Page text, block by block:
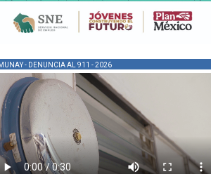
- DENUNCIA AL 911 - 2026